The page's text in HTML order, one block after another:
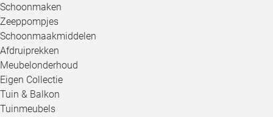
Schoonmaken
Zeeppompjes
Schoonmaakmiddelen
Afdruiprekken
Meubelonderhoud
Eigen Collectie
Tuin & Balkon
Tuinmeubels